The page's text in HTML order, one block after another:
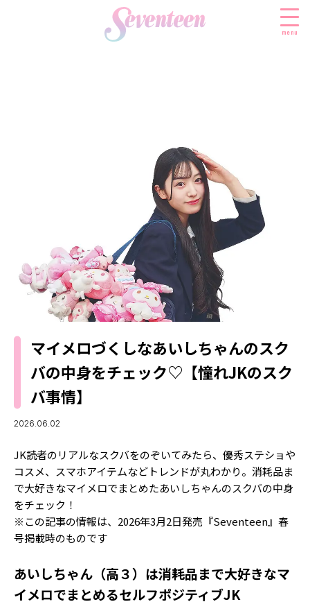
menu
ヘアアレンジ・ヘアケア
スキンケア
ボディケア
学校ヘアメイク
勉強・受験・進路
ENTERTAINMENT
エンタメニュース
なにわ男子
K-POP
LIFESTYLE
ライフスタイルニュース
JKランキング・アワード
モデルの購入品
おでかけ
お悩み相談
JK TREND
JKトレンドニュース
MODELS
MODEL'S BLOG
TikTok
Instagram
YouTube
FORTUNE
ゲッターズ飯田
MISS SEVENTEEN
ミスセブンティーンニュース
MAGAZINE
バックナンバー
INFORMATION
Seventeen について
マイメロづくしなあいしちゃんのスク
バの中身をチェック♡【憧れJKのスク
バ事情】
2026.06.02
JK読者のリアルなスクバをのぞいてみたら、優秀ステショや
コスメ、スマホアイテムなどトレンドが丸わかり。消耗品ま
で大好きなマイメロでまとめたあいしちゃんのスクバの中身
をチェック！
※この記事の情報は、2026年3月2日発売『Seventeen』春
号掲載時のものです
あいしちゃん（高３）は消耗品まで大好きなマ
イメロでまとめるセルフポジティブJK